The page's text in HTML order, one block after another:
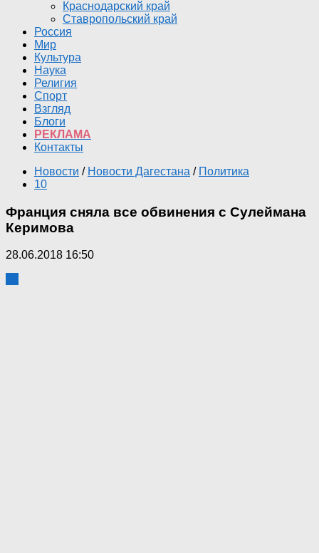
Краснодарский край
Ставропольский край
Россия
Мир
Культура
Наука
Религия
Спорт
Взгляд
Блоги
РЕКЛАМА
Контакты
Новости / Новости Дагестана / Политика
10
Франция сняла все обвинения с Сулеймана
Керимова
28.06.2018 16:50